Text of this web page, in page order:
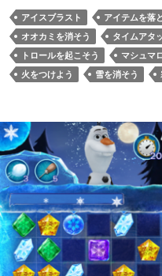
アイスブラスト アイテムを落
オオカミを消そう
タイムアタ
トロールを起こそう
マシュマ
火をつけよう
雪を消そう